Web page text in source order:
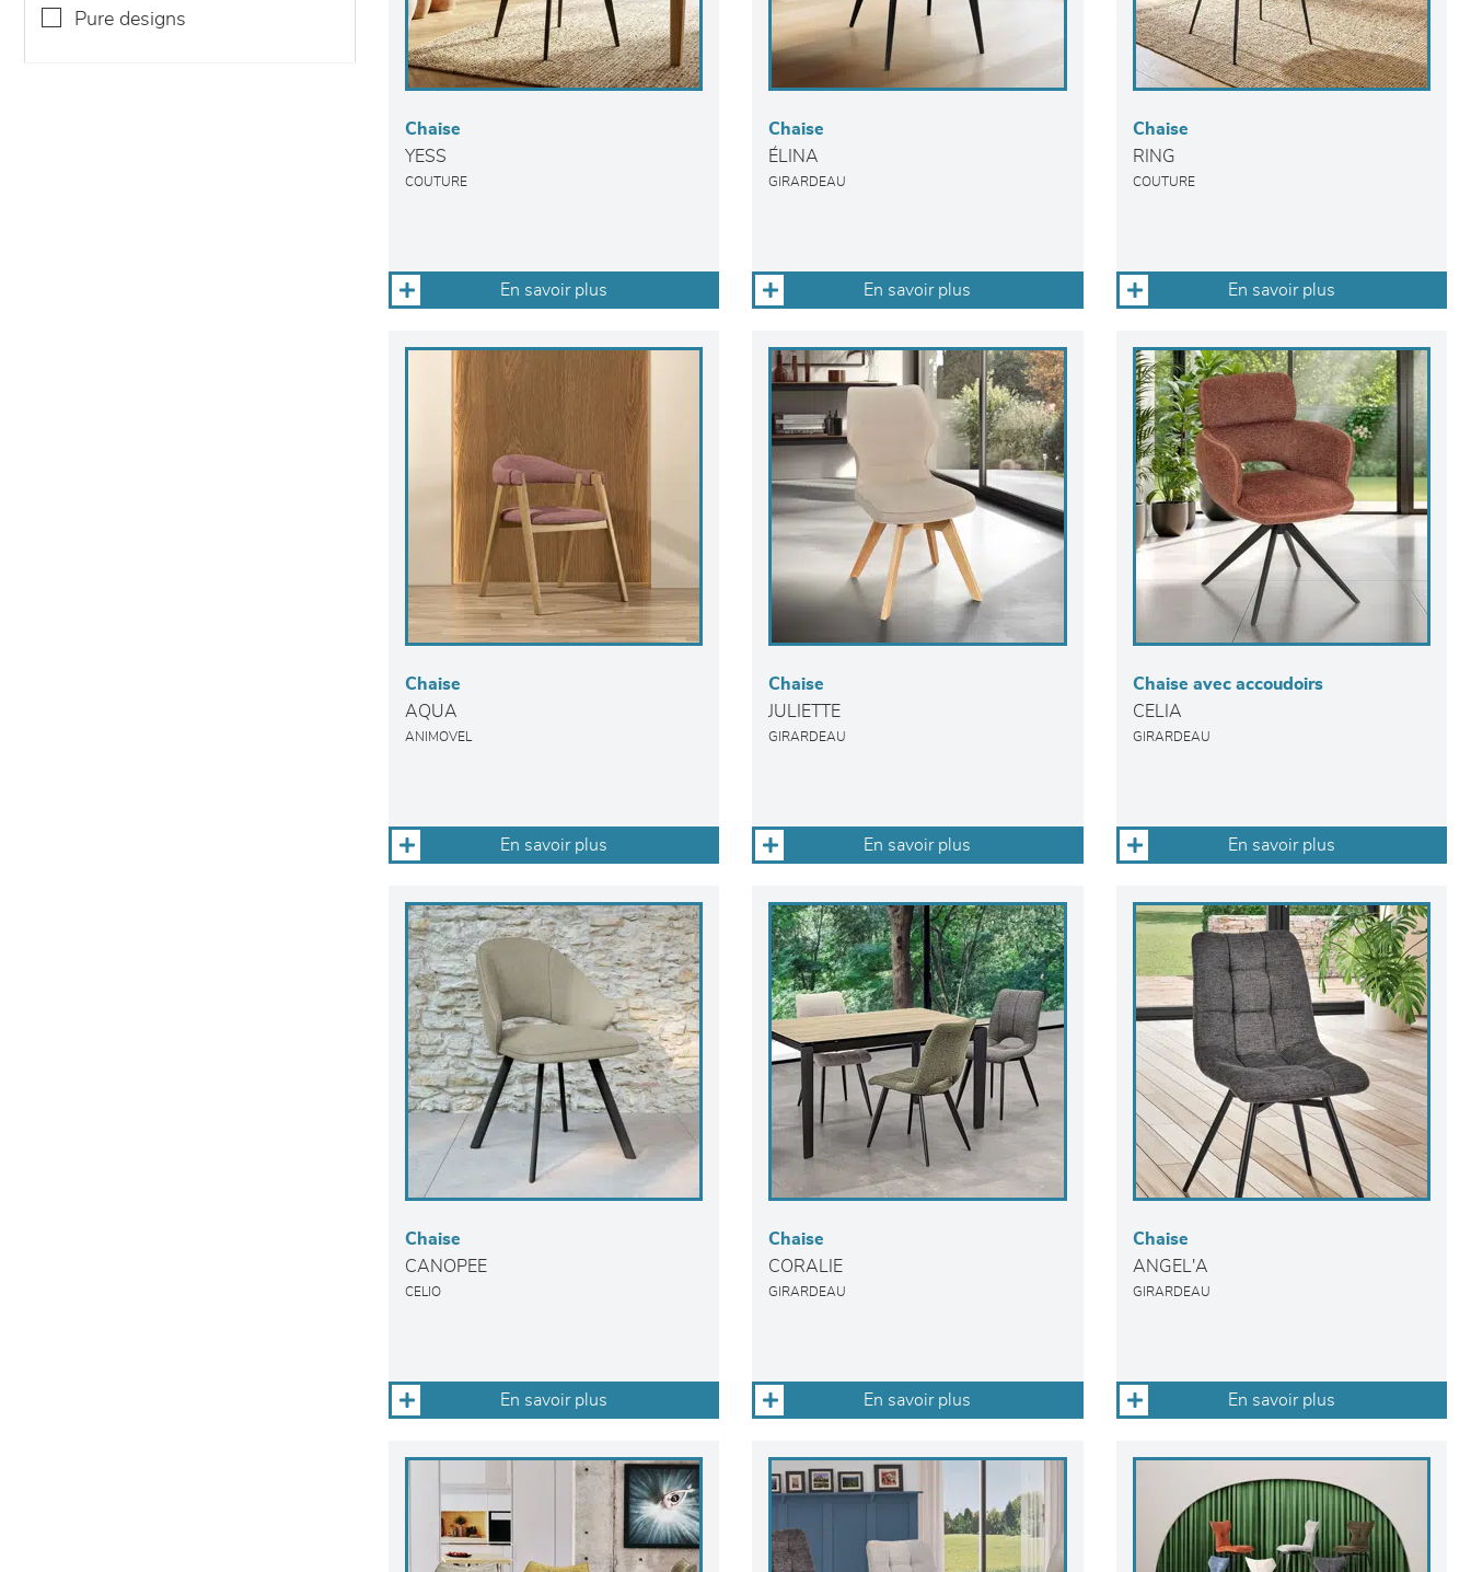
pure designs
Chaise
YESS
COUTURE
En savoir plus
Chaise
ÉLINA
GIRARDEAU
En savoir plus
Chaise
RING
COUTURE
En savoir plus
Chaise
AQUA
ANIMOVEL
En savoir plus
Chaise
JULIETTE
GIRARDEAU
En savoir plus
Chaise avec accoudoirs
CELIA
GIRARDEAU
En savoir plus
Chaise
CANOPEE
CELIO
En savoir plus
Chaise
CORALIE
GIRARDEAU
En savoir plus
Chaise
ANGEL'A
GIRARDEAU
En savoir plus